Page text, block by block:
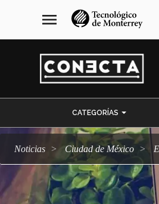
navegación
principal
menu
CATEGORÍAS
Noticias Ciudad de México